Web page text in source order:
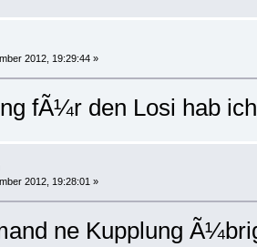
2012, 19:29:44 »
fÃ¼r den Losi hab
2012, 19:28:01 »
ne Kupplung